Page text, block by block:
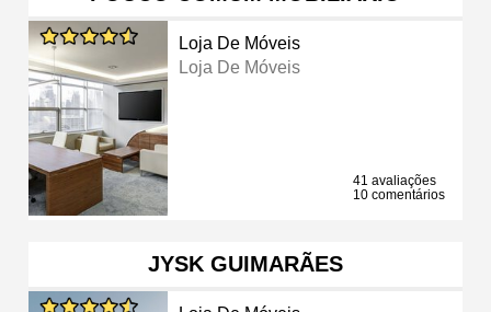
Loja De Móveis
Loja De Móveis
41 avaliações
10 comentários
JYSK GUIMARÃES